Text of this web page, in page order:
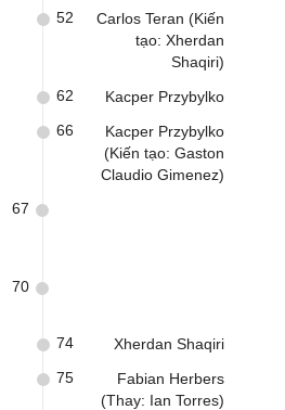
Carlos Teran (Kiến
tạo: Xherdan
Shaqiri)
52
Kacper Przybylko
62
Kacper Przybylko
(Kiến tạo: Gaston
Claudio Gimenez)
66
67
70
Xherdan Shaqiri
74
Fabian Herbers
(Thay: Ian Torres)
75